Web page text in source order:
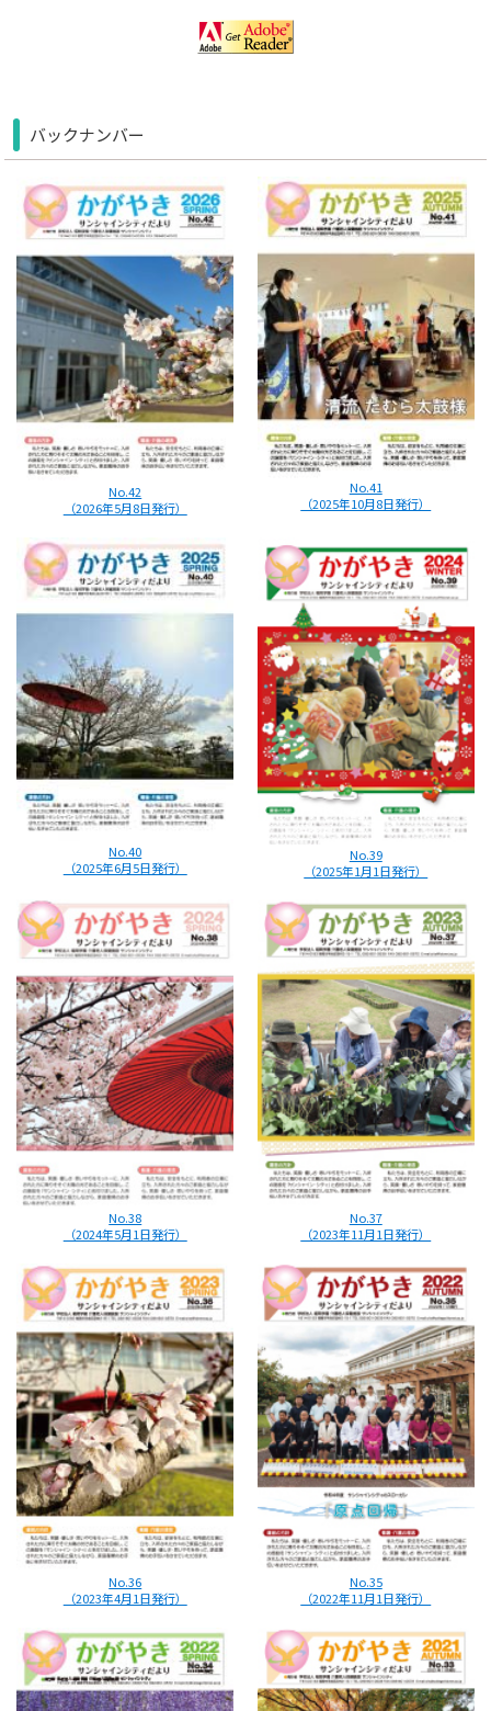
バックナンバー
No.42
（2026年5月8日発行）
No.41
（2025年10月8日発行）
No.40
（2025年6月5日発行）
No.39
（2025年1月1日発行）
No.38
（2024年5月1日発行）
No.37
（2023年11月1日発行）
No.36
（2023年4月1日発行）
No.35
（2022年11月1日発行）